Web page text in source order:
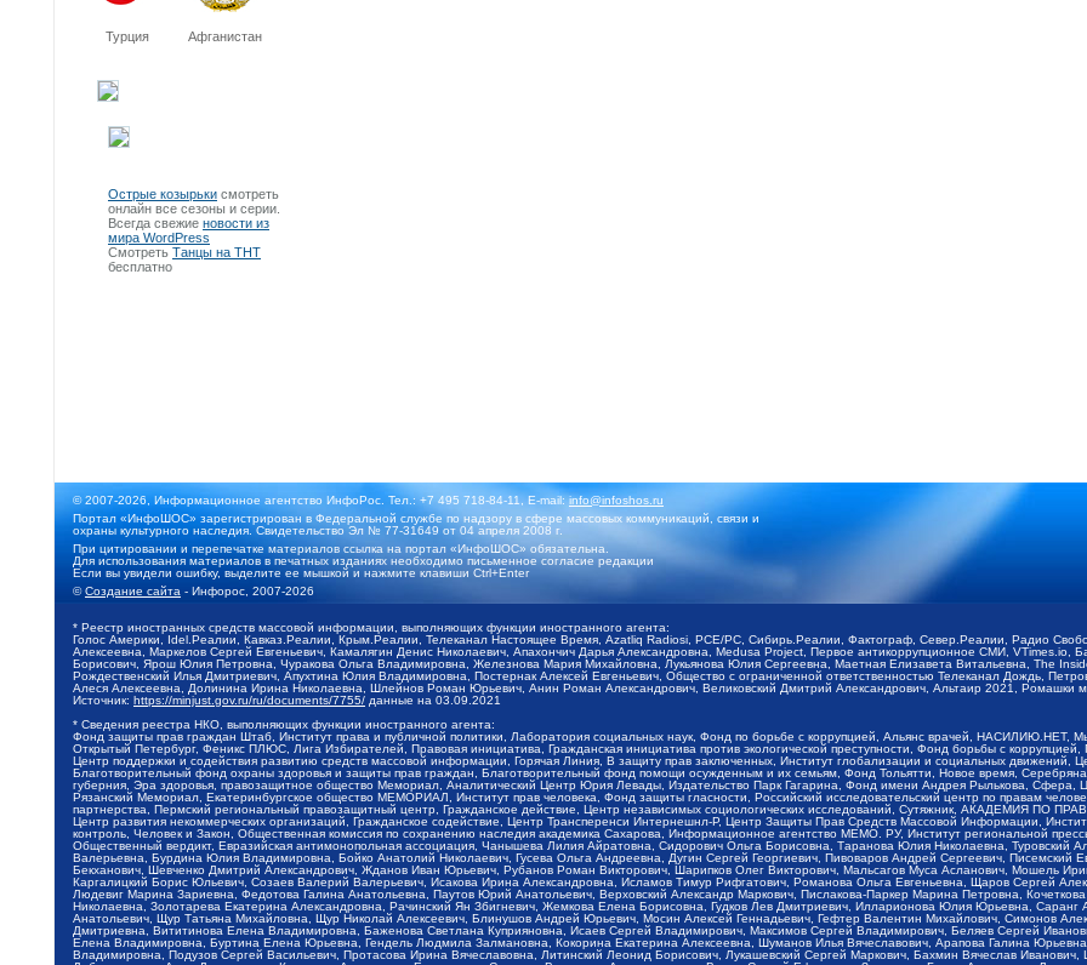
Турция Афганистан
Острые козырьки смотреть
онлайн все сезоны и серии.
Всегда свежие новости из
мира WordPress
Смотреть Танцы на ТНТ
бесплатно
© 2007-2026, Информационное агентство ИнфоРос. Тел.: +7 495 718-84-11, E-mail:info@infoshos.ru
Портал «ИнфоШОС» зарегистрирован в Федеральной службе по надзору в сфере массовых коммуникаций, связи и
охраны культурного наследия. Свидетельство Эл № 77-31649 от 04 апреля 2008 г.
При цитировании и перепечатке материалов ссылка на портал «ИнфоШОС» обязательна.
Для использования материалов в печатных изданиях необходимо письменное согласие редакции
Если вы увидели ошибку, выделите ее мышкой и нажмите клавиши Ctrl+Enter
©Создание сайта - Инфорос, 2007-2026
* Реестр иностранных средств массовой информации, выполняющих функции иностранного агента:
Голос Америки, Idel.Реалии, Кавказ.Реалии, Крым.Реалии, Телеканал Настоящее Время, Azatliq Radiosi, PCE/PC, Сибирь.Реалии, Фактограф, Север.Реалии, Радио
Алексеевна, Маркелов Сергей Евгеньевич, Камалягин Денис Николаевич, Апахончич Дарья Александровна, Medusa Project, Первое антикоррупционное СМИ,
Борисович, Ярош Юлия Петровна, Чуракова Ольга Владимировна, Железнова Мария Михайловна, Лукьянова Юлия Сергеевна, Маетная Елизавета Витальевна, The
Рождественский Илья Дмитриевич, Апухтина Юлия Владимировна, Постернак Алексей Евгеньевич, Общество с ограниченной ответственностью Телеканал Дождь,
Алеся Алексеевна, Долинина Ирина Николаевна, Шлейнов Роман Юрьевич, Анин Роман Александрович, Великовский Дмитрий Александрович, Альтаир 2021, Ромашки
Источник: https://minjust.gov.ru/ru/documents/7755/ данные на 03.09.2021
* Сведения реестра НКО, выполняющих функции иностранного агента:
Фонд защиты прав граждан Штаб, Институт права и публичной политики, Лаборатория социальных наук, Фонд по борьбе с коррупцией, Альянс врачей,
Открытый Петербург, Феникс ПЛЮС, Лига Избирателей, Правовая инициатива, Гражданская инициатива против экологической преступности, Фонд борьбы с
Центр поддержки и содействия развитию средств массовой информации, Горячая Линия, В защиту прав заключенных, Институт глобализации и социальных
Благотворительный фонд охраны здоровья и защиты прав граждан, Благотворительный фонд помощи осужденным и их семьям, Фонд Тольятти, Новое время,
губерния, Эра здоровья, правозащитное общество Мемориал, Аналитический Центр Юрия Левады, Издательство Парк Гагарина, Фонд имени Андрея Рылькова,
Рязанский Мемориал, Екатеринбургское общество МЕМОРИАЛ, Институт прав человека, Фонд защиты гласности, Российский исследовательский центр по правам
партнерства, Пермский региональный правозащитный центр, Гражданское действие, Центр независимых социологических исследований, Сутяжник, АКАДЕМИЯ ПО
Центр развития некоммерческих организаций, Гражданское содействие, Центр Трансперенси Интернешнл-Р, Центр Защиты Прав Средств Массовой Информации,
контроль, Человек и Закон, Общественная комиссия по сохранению наследия академика Сахарова, Информационное агентство МЕМО. РУ, Институт региональной
Общественный вердикт, Евразийская антимонопольная ассоциация, Чанышева Лилия Айратовна, Сидорович Ольга Борисовна, Таранова Юлия Николаевна, Туровский
Валерьевна, Бурдина Юлия Владимировна, Бойко Анатолий Николаевич, Гусева Ольга Андреевна, Дугин Сергей Георгиевич, Пивоваров Андрей Сергеевич, Писемский
Бекханович, Шевченко Дмитрий Александрович, Жданов Иван Юрьевич, Рубанов Роман Викторович, Шарипков Олег Викторович, Мальсагов Муса Асланович, Мошель
Каргалицкий Борис Юльевич, Созаев Валерий Валерьевич, Исакова Ирина Александровна, Исламов Тимур Рифгатович, Романова Ольга Евгеньевна, Щаров Сергей
Людевиг Марина Зариевна, Федотова Галина Анатольевна, Паутов Юрий Анатольевич, Верховский Александр Маркович, Пислакова-Паркер Марина Петровна,
Николаевна, Золотарева Екатерина Александровна, Рачинский Ян Збигневич, Жемкова Елена Борисовна, Гудков Лев Дмитриевич, Илларионова Юлия Юрьевна,
Анатольевич, Щур Татьяна Михайловна, Щур Николай Алексеевич, Блинушов Андрей Юрьевич, Мосин Алексей Геннадьевич, Гефтер Валентин Михайлович, Симонов
Дмитриевна, Вититинова Елена Владимировна, Баженова Светлана Куприяновна, Исаев Сергей Владимирович, Максимов Сергей Владимирович, Беляев Сергей
Елена Владимировна, Буртина Елена Юрьевна, Гендель Людмила Залмановна, Кокорина Екатерина Алексеевна, Шуманов Илья Вячеславович, Арапова Галина
Владимировна, Подузов Сергей Васильевич, Протасова Ирина Вячеславовна, Литинский Леонид Борисович, Лукашевский Сергей Маркович, Бахмин Вячеслав